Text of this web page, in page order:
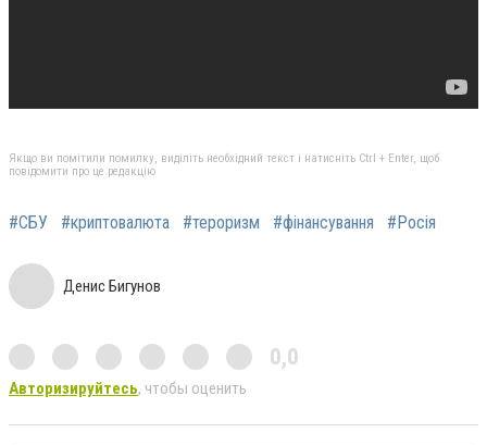
Якщо ви помітили помилку, виділіть необхідний текст і натисніть Ctrl + Enter, щоб
повідомити про це редакцію
#СБУ #криптовалюта #тероризм #фінансування #Росія
Денис Бигунов
0,0
Авторизируйтесь, чтобы оценить